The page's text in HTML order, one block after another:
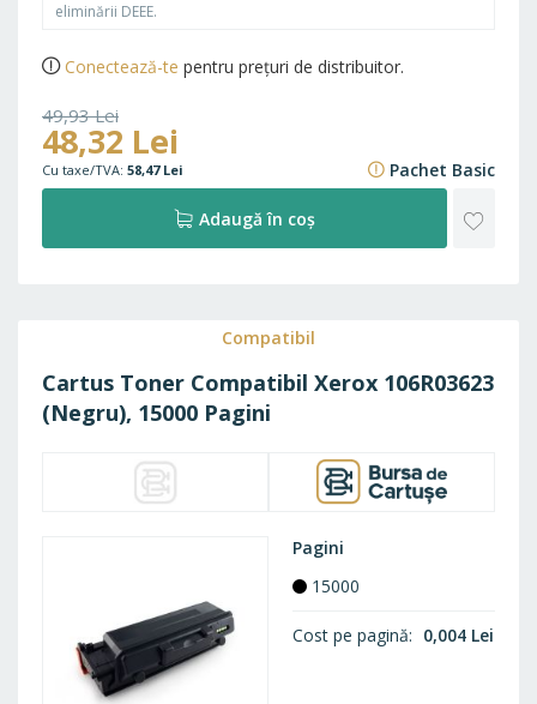
eliminării DEEE.
Conectează-te pentru prețuri de distribuitor.
49,93 Lei
60,42 Lei
48,32 Lei
58,47 Lei Pachet Basic
Adaugă în coș
Compatibil
Cartus Toner Compatibil Xerox 106R03623
(Negru), 15000 Pagini
Pagini
15000
Cost pe pagină 0,004 Lei